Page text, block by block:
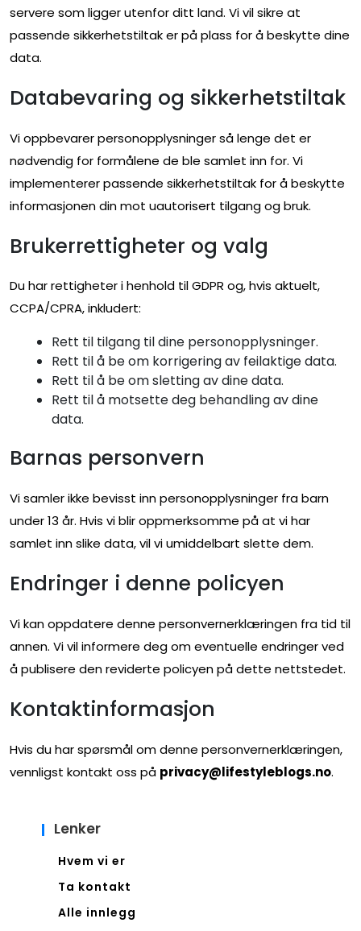
servere som ligger utenfor ditt land. Vi vil sikre at
passende sikkerhetstiltak er på plass for å beskytte dine
data.
Databevaring og sikkerhetstiltak
Vi oppbevarer personopplysninger så lenge det er
nødvendig for formålene de ble samlet inn for. Vi
implementerer passende sikkerhetstiltak for å beskytte
informasjonen din mot uautorisert tilgang og bruk.
Brukerrettigheter og valg
Du har rettigheter i henhold til GDPR og, hvis aktuelt,
CCPA/CPRA, inkludert:
Rett til tilgang til dine personopplysninger.
Rett til å be om korrigering av feilaktige data.
Rett til å be om sletting av dine data.
Rett til å motsette deg behandling av dine
data.
Barnas personvern
Vi samler ikke bevisst inn personopplysninger fra barn
under 13 år. Hvis vi blir oppmerksomme på at vi har
samlet inn slike data, vil vi umiddelbart slette dem.
Endringer i denne policyen
Vi kan oppdatere denne personvernerklæringen fra tid til
annen. Vi vil informere deg om eventuelle endringer ved
å publisere den reviderte policyen på dette nettstedet.
Kontaktinformasjon
Hvis du har spørsmål om denne personvernerklæringen,
vennligst kontakt oss på privacy@lifestyleblogs.no.
Lenker
Hvem vi er
Ta kontakt
Alle innlegg